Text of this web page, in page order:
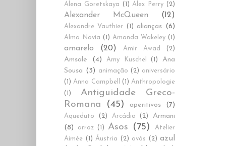
Alena Goretskaya (1) Alex Perry (2)
Alexander McQueen (12)
Alexandre Vauthier (1) alianças (6)
Alma Novia (1) Amanda Wakeley (1)
amarelo (20) Amir Awad (2)
Amsale (4) Amy Kuschel (1)
Ana
Sousa (3) animação (2) aniversário
(1) Anna Campbell (1) Anthropologie
(1)
Antiguidade Greco-
Romana
(45) aperitivos (7)
Aqueduto (2) Arcádia (2)
Armani
(8)
arroz (1) Asos (75)
Atelier
Aimée
(1) Áustria (2) avós (2) azul